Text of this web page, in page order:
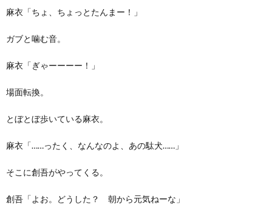
麻衣「ちょ、ちょっとたんまー！」
ガブと噛む音。
麻衣「ぎゃーーーー！」
場面転換。
とぼとぼ歩いている麻衣。
麻衣「……ったく、なんなのよ、あの駄犬……」
そこに創吾がやってくる。
創吾「よお。どうした？ 朝から元気ねーな」